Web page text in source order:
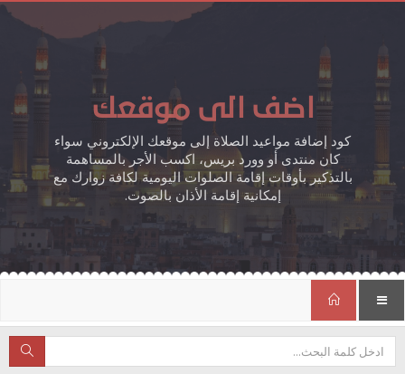
اضف الى موقعك
كود إضافة مواعيد الصلاة إلى موقعك الإلكتروني سواء
كان منتدى أو وورد بريس، اكسب الأجر بالمساهمة
بالتذكير بأوقات إقامة الصلوات اليومية لكافة زوارك مع
إمكانية إقامة الأذان بالصوت.